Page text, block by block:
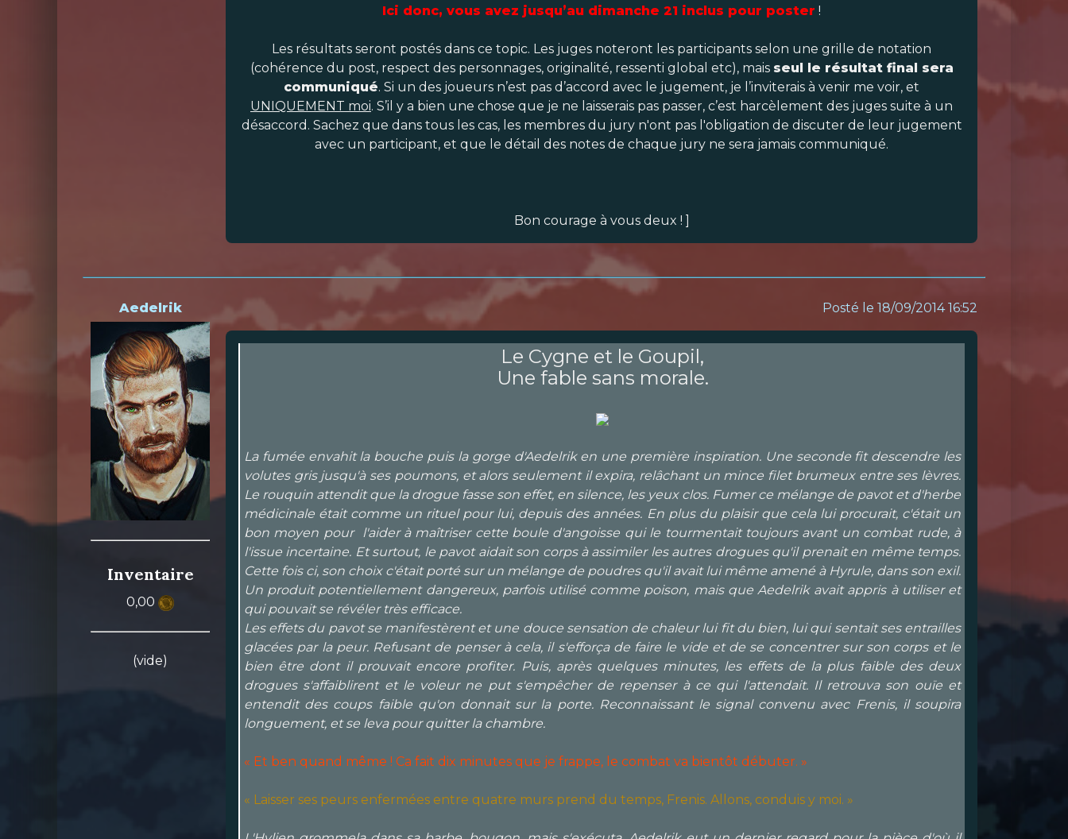
Ici donc, vous avez jusqu’au dimanche 21 inclus pour poster !
Les résultats seront postés dans ce topic. Les juges noteront les participants selon une grille de notation
(cohérence du post, respect des personnages, originalité, ressenti global etc), mais seul le résultat final sera
communiqué. Si un des joueurs n’est pas d’accord avec le jugement, je l’inviterais à venir me voir, et
UNIQUEMENT moi. S’il y a bien une chose que je ne laisserais pas passer, c’est harcèlement des juges suite à un
désaccord. Sachez que dans tous les cas, les membres du jury n'ont pas l'obligation de discuter de leur jugement
avec un participant, et que le détail des notes de chaque jury ne sera jamais communiqué.
Bon courage à vous deux ! ]
Aedelrik
Inventaire
0,00
(vide)
Posté le 18/09/2014 16:52
Le Cygne et le Goupil,
Une fable sans morale.
La fumée envahit la bouche puis la gorge d'Aedelrik en une première inspiration. Une seconde fit descendre les
volutes gris jusqu'à ses poumons, et alors seulement il expira, relâchant un mince filet brumeux entre ses lèvres.
Le rouquin attendit que la drogue fasse son effet, en silence, les yeux clos. Fumer ce mélange de pavot et d'herbe
médicinale était comme un rituel pour lui, depuis des années. En plus du plaisir que cela lui procurait, c'était un
bon moyen pour l'aider à maîtriser cette boule d'angoisse qui le tourmentait toujours avant un combat rude, à
l'issue incertaine. Et surtout, le pavot aidait son corps à assimiler les autres drogues qu'il prenait en même temps.
Cette fois ci, son choix c'était porté sur un mélange de poudres qu'il avait lui même amené à Hyrule, dans son exil.
Un produit potentiellement dangereux, parfois utilisé comme poison, mais que Aedelrik avait appris à utiliser et
qui pouvait se révéler très efficace.
Les effets du pavot se manifestèrent et une douce sensation de chaleur lui fit du bien, lui qui sentait ses entrailles
glacées par la peur. Refusant de penser à cela, il s'efforça de faire le vide et de se concentrer sur son corps et le
bien être dont il prouvait encore profiter. Puis, après quelques minutes, les effets de la plus faible des deux
drogues s'affaiblirent et le voleur ne put s'empêcher de repenser à ce qui l'attendait. Il retrouva son ouïe et
entendit des coups faible qu'on donnait sur la porte. Reconnaissant le signal convenu avec Frenis, il soupira
longuement, et se leva pour quitter la chambre.
« Et ben quand même ! Ca fait dix minutes que je frappe, le combat va bientôt débuter. »
« Laisser ses peurs enfermées entre quatre murs prend du temps, Frenis. Allons, conduis y moi. »